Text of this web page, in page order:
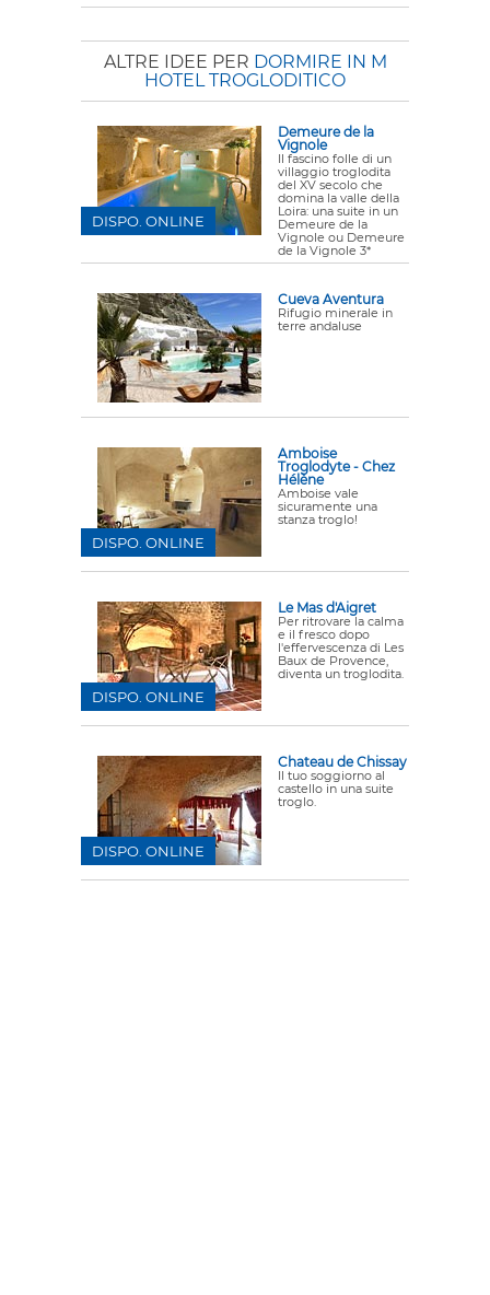
ALTRE IDEE PER DORMIRE IN M
HOTEL TROGLODITICO
Demeure de la
Vignole
Il fascino folle di un
villaggio troglodita
del XV secolo che
domina la valle della
Loira: una suite in un
Demeure de la
Vignole ou Demeure
de la Vignole 3*
DISPO. ONLINE
Cueva Aventura
Rifugio minerale in
terre andaluse
Amboise
Troglodyte - Chez
Hélène
Amboise vale
sicuramente una
stanza troglo!
DISPO. ONLINE
Le Mas d'Aigret
Per ritrovare la calma
e il fresco dopo
l'effervescenza di Les
Baux de Provence,
diventa un troglodita.
DISPO. ONLINE
Chateau de Chissay
Il tuo soggiorno al
castello in una suite
troglo.
DISPO. ONLINE